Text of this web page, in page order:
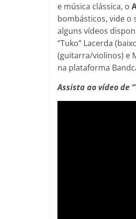
e música clássica, o
bombásticos, vide o
alguns vídeos
“Tuko” Lacerda
(guitarra/violinos) e
na plataforma
Assista ao vídeo de